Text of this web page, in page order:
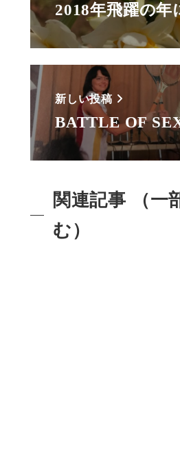
2018年飛躍の年
新しい投稿
BATTLE OF
関連記事 （一
む）